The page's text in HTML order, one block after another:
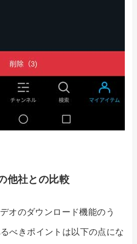
他社との比較
オのダウンロード機能のう
べきポイントは以下の点にな